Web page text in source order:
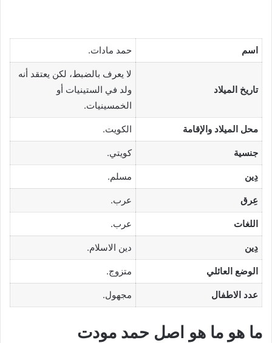
اسم حمد مادات.
تاريخ الميلاد
لا يعرف بالضبط، لكن يعتقد أنه
ولد في الستينيات أو
الخمسينيات.
محل الميلاد والإقامة الكويت.
جنسية كويتي.
دِين مسلم.
عِرق عرب.
اللغات عرب.
دِين دين الاسلام.
الوضع العائلي متزوج.
عدد الاطفال مجهول.
ما هو ما هو اصل حمد مودت